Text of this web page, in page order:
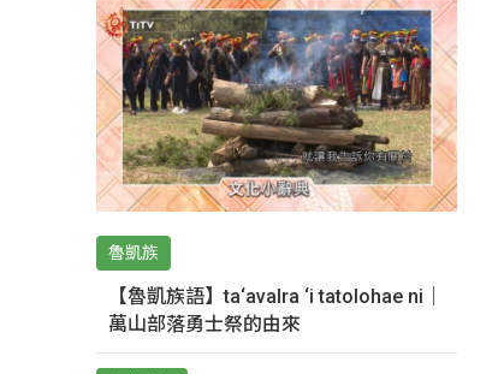
魯凱族
【魯凱族語】ta‘avalra ‘i tatolohae ni｜
萬山部落勇士祭的由來